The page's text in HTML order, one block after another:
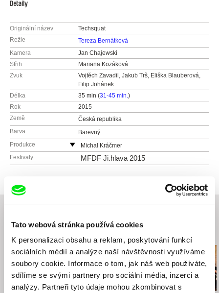
Tato webová stránka používá cookies
K personalizaci obsahu a reklam, poskytování funkcí
sociálních médií a analýze naší návštěvnosti využíváme
soubory cookie. Informace o tom, jak náš web používáte,
sdílíme se svými partnery pro sociální média, inzerci a
analýzy. Partneři tyto údaje mohou zkombinovat s
Detaily
Originální název
Techsquat
Režie
Tereza Bernátková
Kamera
Jan Chajewski
Střih
Mariana Kozáková
Zvuk
Vojtěch Zavadil, Jakub Trš, Eliška Blauberová,
Filip Johánek
Délka
35 min (31-45 min.)
Rok
2015
Země
Česká republika
Barva
Barevný
Produkce
Michal Kráčmer
Česká republika
Festivaly MFDF Ji.hlava 2015